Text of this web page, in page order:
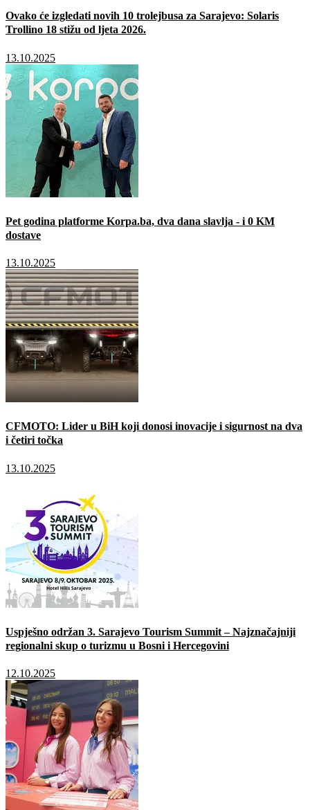
Ovako će izgledati novih 10 trolejbusa za Sarajevo: Solaris
Trollino 18 stižu od ljeta 2026.
13.10.2025
Pet godina platforme Korpa.ba, dva dana slavlja - i 0 KM
dostave
13.10.2025
CFMOTO: Lider u BiH koji donosi inovacije i sigurnost na dva
i četiri točka
13.10.2025
Uspješno održan 3. Sarajevo Tourism Summit – Najznačajniji
regionalni skup o turizmu u Bosni i Hercegovini
12.10.2025